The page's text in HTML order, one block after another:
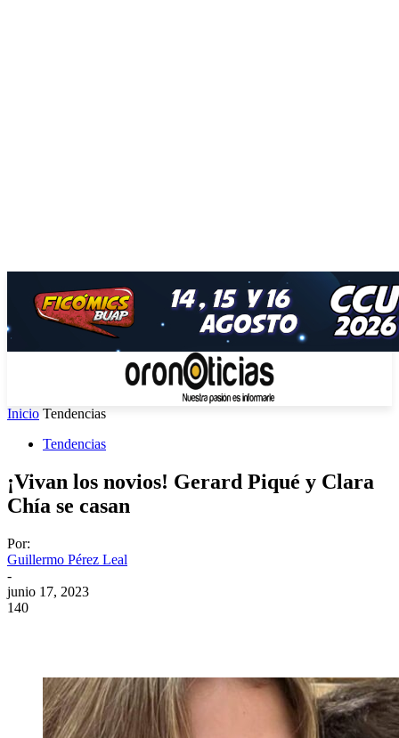
Inicio Tendencias
Tendencias
¡Vivan los novios! Gerard Piqué y Clara
Chía se casan
Por:
Guillermo Pérez Leal
-
junio 17, 2023
140